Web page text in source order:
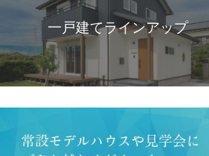
一戸建てラインアップ